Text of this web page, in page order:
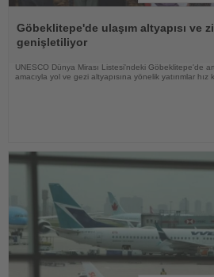
Oku
Göbeklitepe'de ulaşım altyapısı ve
genişletiliyor
UNESCO Dünya Mirası Listesi'ndeki Göbeklitepe'de
amacıyla yol ve gezi altyapısına yönelik yatırımlar hız